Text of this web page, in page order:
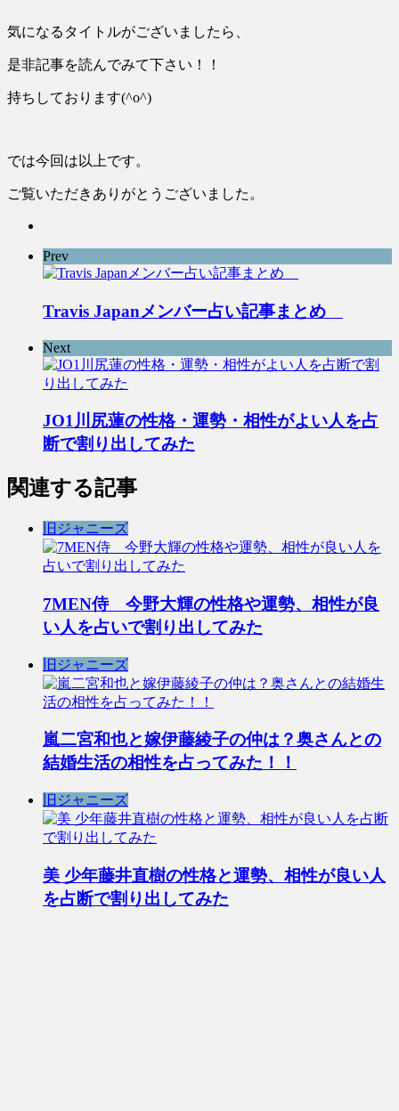
気になるタイトルがございましたら、
是非記事を読んでみて下さい！！
持ちしております(^o^)
では今回は以上です。
ご覧いただきありがとうございました。
Prev
Travis Japanメンバー占い記事まとめ
Next
JO1川尻蓮の性格・運勢・相性がよい人を占
断で割り出してみた
関連する記事
旧ジャニーズ
7MEN侍 今野大輝の性格や運勢、相性が良
い人を占いで割り出してみた
旧ジャニーズ
嵐二宮和也と嫁伊藤綾子の仲は？奥さんとの
結婚生活の相性を占ってみた！！
旧ジャニーズ
美 少年藤井直樹の性格と運勢、相性が良い人
を占断で割り出してみた